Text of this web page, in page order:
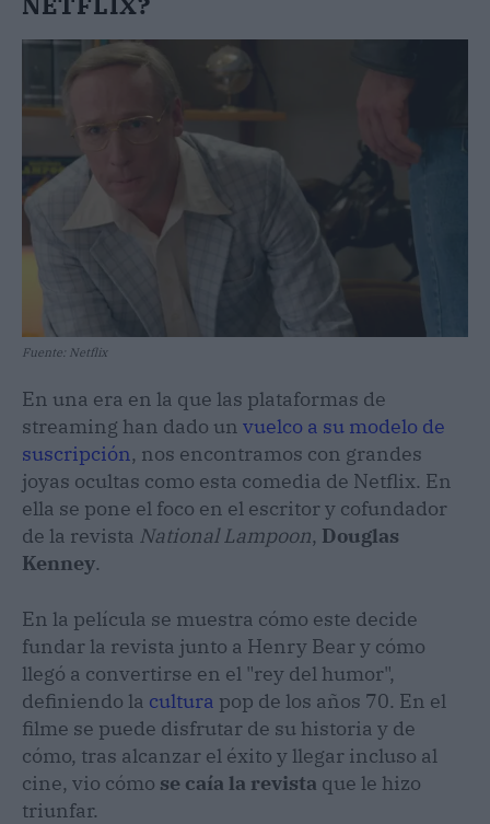
Fuente: Netflix
En una era en la que las plataformas de
streaming han dado un vuelco a su modelo de
suscripción, nos encontramos con grandes
joyas ocultas como esta comedia de Netflix. En
ella se pone el foco en el escritor y cofundador
de la revista National Lampoon, Douglas
Kenney.
En la película se muestra cómo este decide
fundar la revista junto a Henry Bear y cómo
llegó a convertirse en el "rey del humor",
definiendo la cultura pop de los años 70. En el
filme se puede disfrutar de su historia y de
cómo, tras alcanzar el éxito y llegar incluso al
cine, vio cómo se caía la revista que le hizo
triunfar.